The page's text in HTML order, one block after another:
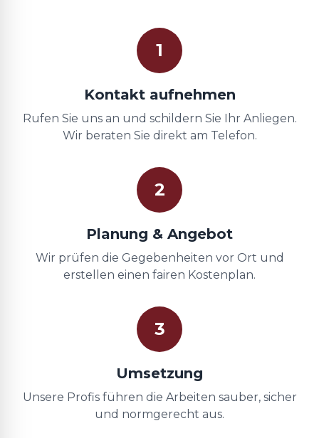
1
Kontakt aufnehmen
Rufen Sie uns an und schildern Sie Ihr Anliegen.
Wir beraten Sie direkt am Telefon.
2
Planung & Angebot
Wir prüfen die Gegebenheiten vor Ort und
erstellen einen fairen Kostenplan.
3
Umsetzung
Unsere Profis führen die Arbeiten sauber, sicher
und normgerecht aus.